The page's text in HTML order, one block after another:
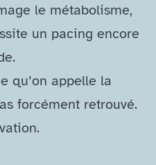
le métabolisme,
un pacing encore
qu’on appelle la
forcément retrouvé.